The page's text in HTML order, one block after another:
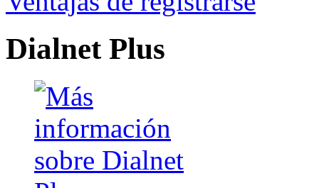
Dialnet Plus